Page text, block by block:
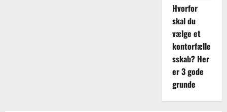
Hvorfor
skal du
vælge et
kontorfælle
sskab? Her
er 3 gode
grunde